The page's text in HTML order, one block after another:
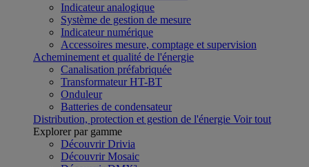
Indicateur analogique
Système de gestion de mesure
Indicateur numérique
Accessoires mesure, comptage et supervision
Acheminement et qualité de l'énergie
Canalisation préfabriquée
Transformateur HT-BT
Onduleur
Batteries de condensateur
Distribution, protection et gestion de l'énergie Voir tout
Explorer par gamme
Découvrir Drivia
Découvrir Mosaic